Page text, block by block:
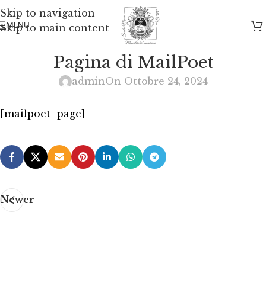
Skip to navigation
Skip to main content
MENU
Pagina di MailPoet
adminOn Ottobre 24, 2024
[mailpoet_page]
Newer